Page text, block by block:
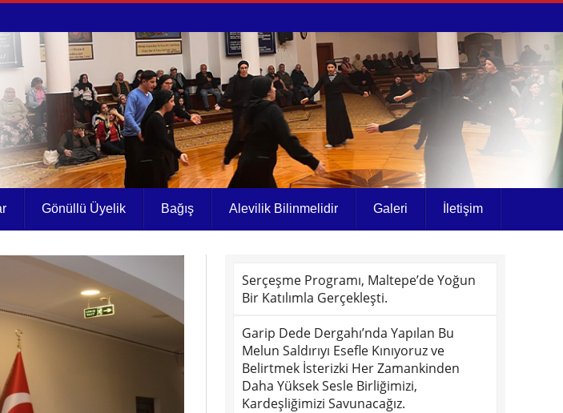
Gönüllü Üyelik Bağış Alevilik Bilinmelidir Galeri İletişim
Serçeşme Programı, Maltepe’de Yoğun
Bir Katılımla Gerçekleşti.
Garip Dede Dergahı’nda Yapılan Bu
Melun Saldırıyı Esefle Kınıyoruz ve
Belirtmek İsterizki Her Zamankinden
Daha Yüksek Sesle Birliğimizi,
Kardeşliğimizi Savunacağız.